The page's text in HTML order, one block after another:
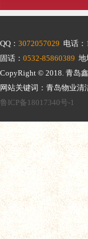
QQ： 3072057029 电话：
固话： 0532-85860389 地
CopyRight © 2018. 青岛
网站关键词：青岛物业
鲁ICP备18017340号-1